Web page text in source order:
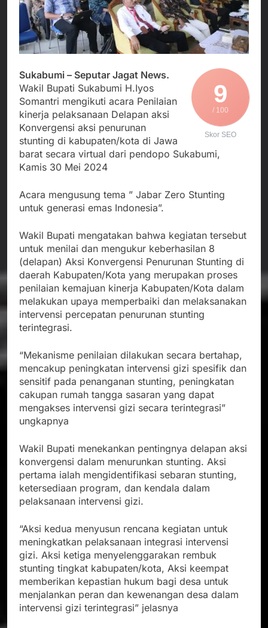
Pengelolaan Sampah
PDIP Tegaskan ASI
adalah Investasi
Peradaban dan Upaya
Cegah Stunting
Agustus 6, 2026
Wujud Kepedulian Polri,
Kapolresta Sumenep
Koordinasikan dan
Berangkatkan Empat
Mutiara Sentosa 2 ke
Posko Pusat Tg. Perak
Surabaya
Agustus 5, 2026
SMA Negeri Nyalindung
Lakukan Pungutan
melalui Komite Sekolah,
Disorot karena Dinilai
Bertentangan dengan
Edaran Disdik Jabar
Agustus 4, 2026
Ketua Umum FSP
Maritim Indonesia
Bantah Isu Mogok
Nasional TKBM: “Belum
Ada Keputusan Resmi”
Agustus 3, 2026
9
/ 100
Skor SEO
Sukabumi – Seputar Jagat News.
Wakil Bupati Sukabumi H.Iyos
Somantri mengikuti acara Penilaian
kinerja pelaksanaan Delapan aksi
Konvergensi aksi penurunan
stunting di kabupaten/kota di Jawa
barat secara virtual dari pendopo Sukabumi,
Kamis 30 Mei 2024
Acara mengusung tema ” Jabar Zero Stunting
untuk generasi emas Indonesia”.
Wakil Bupati mengatakan bahwa kegiatan tersebut
untuk menilai dan mengukur keberhasilan 8
(delapan) Aksi Konvergensi Penurunan Stunting di
daerah Kabupaten/Kota yang merupakan proses
penilaian kemajuan kinerja Kabupaten/Kota dalam
melakukan upaya memperbaiki dan melaksanakan
intervensi percepatan penurunan stunting
terintegrasi.
“Mekanisme penilaian dilakukan secara bertahap,
mencakup peningkatan intervensi gizi spesifik dan
sensitif pada penanganan stunting, peningkatan
cakupan rumah tangga sasaran yang dapat
mengakses intervensi gizi secara terintegrasi”
ungkapnya
Wakil Bupati menekankan pentingnya delapan aksi
konvergensi dalam menurunkan stunting. Aksi
pertama ialah mengidentifikasi sebaran stunting,
ketersediaan program, dan kendala dalam
pelaksanaan intervensi gizi.
“Aksi kedua menyusun rencana kegiatan untuk
meningkatkan pelaksanaan integrasi intervensi
gizi. Aksi ketiga menyelenggarakan rembuk
stunting tingkat kabupaten/kota, Aksi keempat
memberikan kepastian hukum bagi desa untuk
menjalankan peran dan kewenangan desa dalam
intervensi gizi terintegrasi” jelasnya